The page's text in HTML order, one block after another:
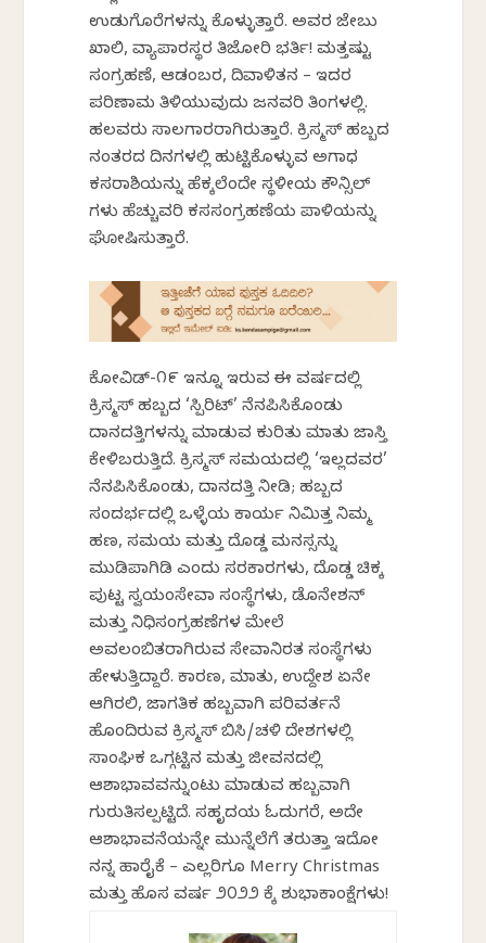
ಉಡುಗೊರೆಗಳನ್ನು ಕೊಳ್ಳುತ್ತಾರೆ. ಅವರ ಜೇಬು
ಖಾಲಿ, ವ್ಯಾಪಾರಸ್ಥರ ತಿಜೋರಿ ಭರ್ತಿ! ಮತ್ತಷ್ಟು
ಸಂಗ್ರಹಣೆ, ಆಡಂಬರ, ದಿವಾಳಿತನ – ಇದರ
ಪರಿಣಾಮ ತಿಳಿಯುವುದು ಜನವರಿ ತಿಂಗಳಲ್ಲಿ.
ಹಲವರು ಸಾಲಗಾರರಾಗಿರುತ್ತಾರೆ. ಕ್ರಿಸ್ಮಸ್ ಹಬ್ಬದ
ನಂತರದ ದಿನಗಳಲ್ಲಿ ಹುಟ್ಟಿಕೊಳ್ಳುವ ಅಗಾಧ
ಕಸರಾಶಿಯನ್ನು ಹೆಕ್ಕಲೆಂದೇ ಸ್ಥಳೀಯ ಕೌನ್ಸಿಲ್
ಗಳು ಹೆಚ್ಚುವರಿ ಕಸಸಂಗ್ರಹಣೆಯ ಪಾಳಿಯನ್ನು
ಘೋಷಿಸುತ್ತಾರೆ.
ಕೋವಿಡ್-೧೯ ಇನ್ನೂ ಇರುವ ಈ ವರ್ಷದಲ್ಲಿ
ಕ್ರಿಸ್ಮಸ್ ಹಬ್ಬದ ‘ಸ್ಪಿರಿಟ್’ ನೆನಪಿಸಿಕೊಂಡು
ದಾನದತ್ತಿಗಳನ್ನು ಮಾಡುವ ಕುರಿತು ಮಾತು ಜಾಸ್ತಿ
ಕೇಳಿಬರುತ್ತಿದೆ. ಕ್ರಿಸ್ಮಸ್ ಸಮಯದಲ್ಲಿ ‘ಇಲ್ಲದವರ’
ನೆನಪಿಸಿಕೊಂಡು, ದಾನದತ್ತಿ ನೀಡಿ; ಹಬ್ಬದ
ಸಂದರ್ಭದಲ್ಲಿ ಒಳ್ಳೆಯ ಕಾರ್ಯ ನಿಮಿತ್ತ ನಿಮ್ಮ
ಹಣ, ಸಮಯ ಮತ್ತು ದೊಡ್ಡ ಮನಸ್ಸನ್ನು
ಮುಡಿಪಾಗಿಡಿ ಎಂದು ಸರಕಾರಗಳು, ದೊಡ್ಡ ಚಿಕ್ಕ
ಪುಟ್ಟ ಸ್ವಯಂಸೇವಾ ಸಂಸ್ಥೆಗಳು, ಡೊನೇಶನ್
ಮತ್ತು ನಿಧಿಸಂಗ್ರಹಣೆಗಳ ಮೇಲೆ
ಅವಲಂಬಿತರಾಗಿರುವ ಸೇವಾನಿರತ ಸಂಸ್ಥೆಗಳು
ಹೇಳುತ್ತಿದ್ದಾರೆ. ಕಾರಣ, ಮಾತು, ಉದ್ದೇಶ ಏನೇ
ಆಗಿರಲಿ, ಜಾಗತಿಕ ಹಬ್ಬವಾಗಿ ಪರಿವರ್ತನೆ
ಹೊಂದಿರುವ ಕ್ರಿಸ್ಮಸ್ ಬಿಸಿ/ಚಳಿ ದೇಶಗಳಲ್ಲಿ
ಸಾಂಘಿಕ ಒಗ್ಗಟ್ಟಿನ ಮತ್ತು ಜೀವನದಲ್ಲಿ
ಆಶಾಭಾವವನ್ನುಂಟು ಮಾಡುವ ಹಬ್ಬವಾಗಿ
ಗುರುತಿಸಲ್ಪಟ್ಟಿದೆ. ಸಹೃದಯ ಓದುಗರೆ, ಅದೇ
ಆಶಾಭಾವನೆಯನ್ನೇ ಮುನ್ನೆಲೆಗೆ ತರುತ್ತಾ ಇದೋ
ನನ್ನ ಹಾರೈಕೆ – ಎಲ್ಲರಿಗೂ Merry Christmas
ಮತ್ತು ಹೊಸ ವರ್ಷ ೨೦೨೨ ಕ್ಕೆ ಶುಭಾಕಾಂಕ್ಷೆಗಳು!